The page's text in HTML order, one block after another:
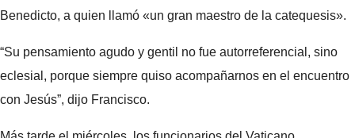
Benedicto, a quien llamó «un gran maestro de la catequesis».
“Su pensamiento agudo y gentil no fue autorreferencial, sino
eclesial, porque siempre quiso acompañarnos en el encuentro
con Jesús”, dijo Francisco.